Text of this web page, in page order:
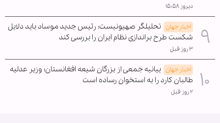
دیروز ۱۵:۵۸
اخبار جهان تحلیلگر صهیونیست: رئیس جدید موساد باید دلایل
شکست طرح براندازی نظام ایران را بررسی کند
۳ روز قبل
اخبار جهان بیانیه جمعی از بزرگان شیعه افغانستان؛ وزیر عدلیه
طالبان کارد را به استخوان رساده است
۲ روز قبل